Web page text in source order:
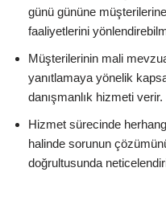
günü gününe
faaliyetlerini
Müşterilerinin mali
yanıtlamaya yönelik
danışmanlık hizmeti verir.
Hizmet sürecinde
halinde sorunun
doğrultusunda